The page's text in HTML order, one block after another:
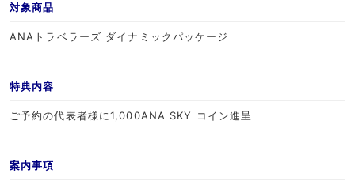
対象商品
ANAトラベラーズ ダイナミックパッケージ
特典内容
ご予約の代表者様に1,000ANA SKY コイン進呈
案内事項